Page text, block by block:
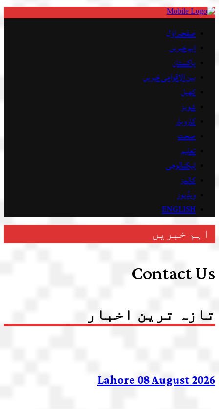
صفحہ اوّل
اہم خبریں
پاکستان
بین الاقوامی خبریں
کھیل
شوبز
کاروبار
صحت
تعلیم
ٹیکنالوجی
کالمز
ویڈیوز
ENGLISH
اہم خبریں
Contact Us
تازہ ترین اخبار
Lahore 08 August 2026